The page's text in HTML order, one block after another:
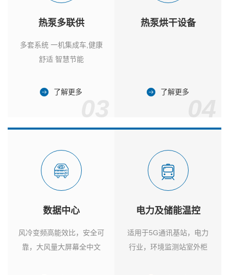
热泵多联供
多套系统 一机集成车,健康
舒适 智慧节能
了解更多
热泵烘干设备
了解更多
数据中心
风冷变频高能效比，安全可
靠，大风量大屏幕全中文
电力及储能温控
适用于5G通讯基站，电力
行业，环境监测站室外柜